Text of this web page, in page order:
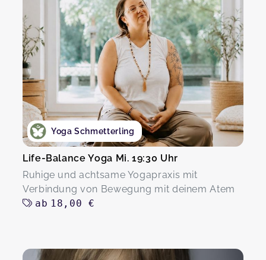
Yoga Schmetterling
Life-Balance Yoga Mi. 19:30 Uhr
Ruhige und achtsame Yogapraxis mit
Verbindung von Bewegung mit deinem Atem
ab 18,00 €